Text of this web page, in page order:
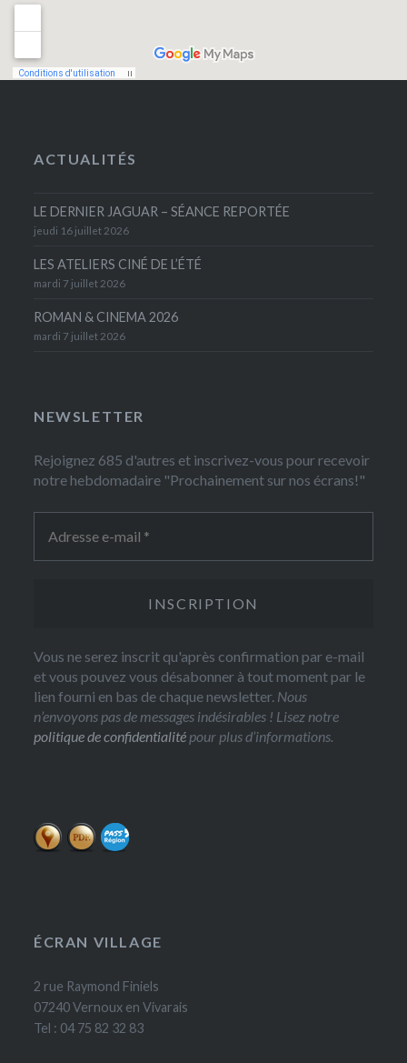
ACTUALITÉS
LE DERNIER JAGUAR – SÉANCE REPORTÉE
jeudi 16 juillet 2026
LES ATELIERS CINÉ DE L’ÉTÉ
mardi 7 juillet 2026
ROMAN & CINEMA 2026
mardi 7 juillet 2026
NEWSLETTER
Rejoignez 685 d'autres et inscrivez-vous pour recevoir
notre hebdomadaire "Prochainement sur nos écrans!"
Vous ne serez inscrit qu'après confirmation par e-mail
et vous pouvez vous désabonner à tout moment par le
lien fourni en bas de chaque newsletter. Nous
n’envoyons pas de messages indésirables ! Lisez notre
politique de confidentialité pour plus d’informations.
ÉCRAN VILLAGE
2 rue Raymond Finiels
07240 Vernoux en Vivarais
Tel : 04 75 82 32 83